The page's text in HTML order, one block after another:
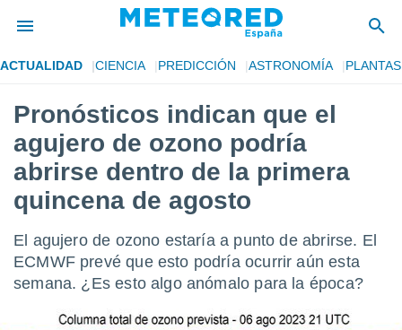
de
por
para
la
que se
calidad.
las
ACTUALIDAD CIENCIA PREDICCIÓN ASTRONOMÍA PLANTAS
Pronósticos indican que el
agujero de ozono podría
abrirse dentro de la primera
quincena de agosto
El agujero de ozono estaría a punto de abrirse. El
ECMWF prevé que esto podría ocurrir aún esta
semana. ¿Es esto algo anómalo para la época?